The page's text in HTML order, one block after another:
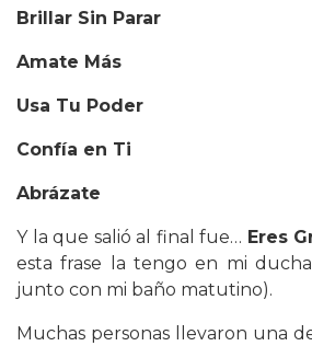
Brillar Sin Parar
Amate Más
Usa Tu Poder
Confía en Ti
Abrázate
Y la que salió al final fue… Eres
esta frase la tengo en mi
junto con mi baño matutino).
Muchas personas llevaron una